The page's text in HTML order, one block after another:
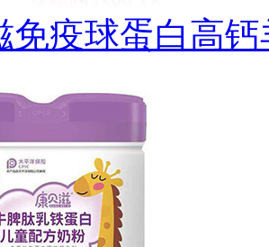
免疫球蛋白高